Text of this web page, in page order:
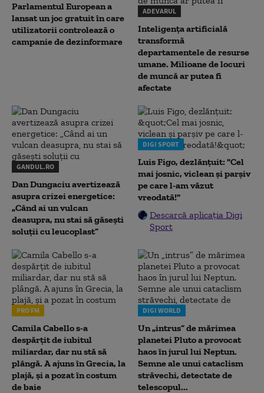
Parlamentul European a
lansat un joc gratuit în care
utilizatorii controlează o
campanie de dezinformare
ADEVARUL
Inteligența artificială
transformă
departamentele de resurse
umane. Milioane de locuri
de muncă ar putea fi
afectate
GANDUL.RO
Dan Dungaciu avertizează
asupra crizei energetice:
„Când ai un vulcan
deasupra, nu stai să găsești
soluții cu leucoplast”
DIGI SPORT
Luis Figo, dezlănțuit: "Cel
mai josnic, viclean și parșiv
pe care l-am văzut
vreodată!"
Descarcă aplicația Digi
Sport
PRO FM
Camila Cabello s-a
despărțit de iubitul
miliardar, dar nu stă să
plângă. A ajuns în Grecia, la
plajă, și a pozat în costum
de baie
DIGI WORLD
Un „intrus” de mărimea
planetei Pluto a provocat
haos în jurul lui Neptun.
Semne ale unui cataclism
străvechi, detectate de
telescopul...